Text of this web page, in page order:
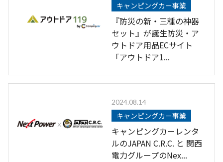
キャンピングカー事業
『防災の新・三種の神器
セット』が誕生防災・ア
ウトドア用品ECサイト
「アウトドア1...
2024.08.14
キャンピングカー事業
キャンピングカーレンタ
ルのJAPAN C.R.C. と 関西
電力グループのNex...